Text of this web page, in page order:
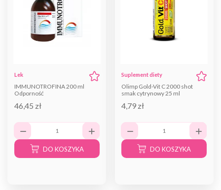
Lek
IMMUNOTROFINA 200 ml
Odporność
46,45 zł
DO KOSZYKA
Suplement diety
Olimp Gold-Vit C 2000 shot
smak cytrynowy 25 ml
4,79 zł
DO KOSZYKA